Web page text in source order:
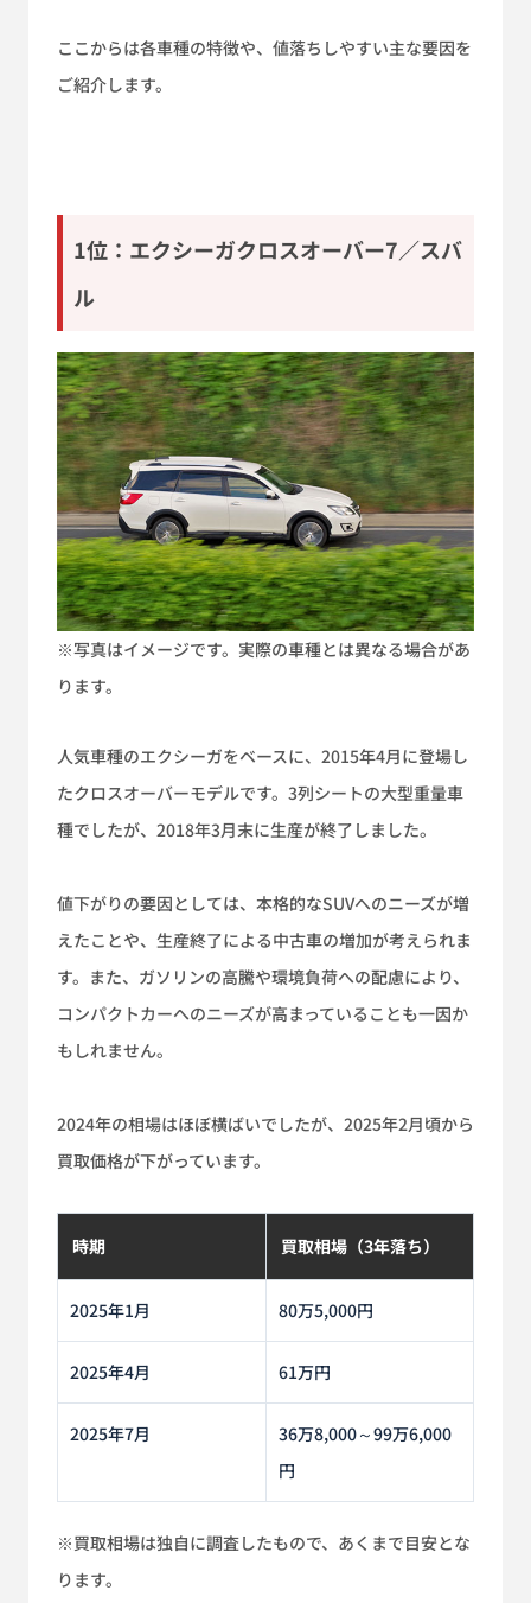
ここからは各車種の特徴や、値落ちしやすい主な要因を
ご紹介します。
1位：エクシーガクロスオーバー7／スバ
ル
※写真はイメージです。実際の車種とは異なる場合があ
ります。
人気車種のエクシーガをベースに、2015年4月に登場し
たクロスオーバーモデルです。3列シートの大型重量車
種でしたが、2018年3月末に生産が終了しました。
値下がりの要因としては、本格的なSUVへのニーズが増
えたことや、生産終了による中古車の増加が考えられま
す。また、ガソリンの高騰や環境負荷への配慮により、
コンパクトカーへのニーズが高まっていることも一因か
もしれません。
2024年の相場はほぼ横ばいでしたが、2025年2月頃から
買取価格が下がっています。
時期 買取相場（3年落ち）
2025年1月 80万5,000円
2025年4月 61万円
2025年7月
36万8,000～99万6,000
円
※買取相場は独自に調査したもので、あくまで目安とな
ります。